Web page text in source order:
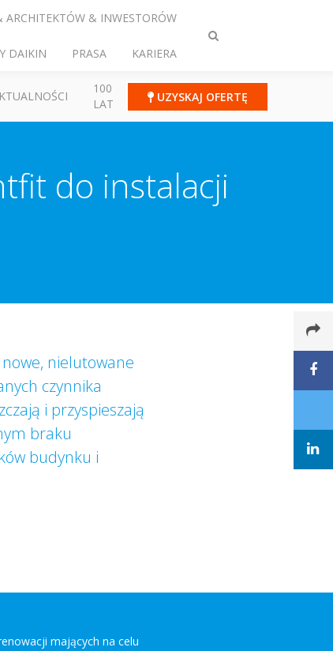
Przełącz
ARCHITEKTÓW & INWESTORÓW
DAIKIN PRASA KARIERA
100
LAT
UZYSKAJ OFERTĘ
do instalacji
nielutowane
czynnika
i przyspieszają
braku
budynku i
mających na celu